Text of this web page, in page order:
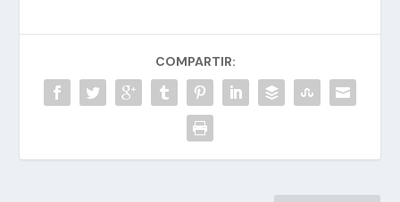
COMPARTIR: